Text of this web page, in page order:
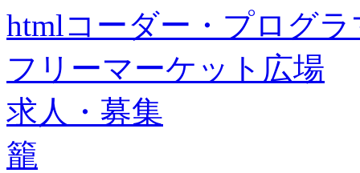
htmlコーダー・プログラ
フリーマーケット広場
求人・募集
籠